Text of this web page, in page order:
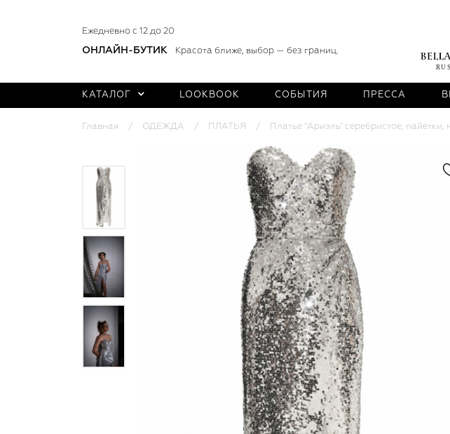
Ежедневно с 12 до 20
ОНЛАЙН-БУТИК Красота ближе, выбор — без границ.
КАТАЛОГ LOOKBOOK СОБЫТИЯ ПРЕССА
Главная ОДЕЖДА ПЛАТЬЯ Платье "Ариэль" серебристое, пайетки,